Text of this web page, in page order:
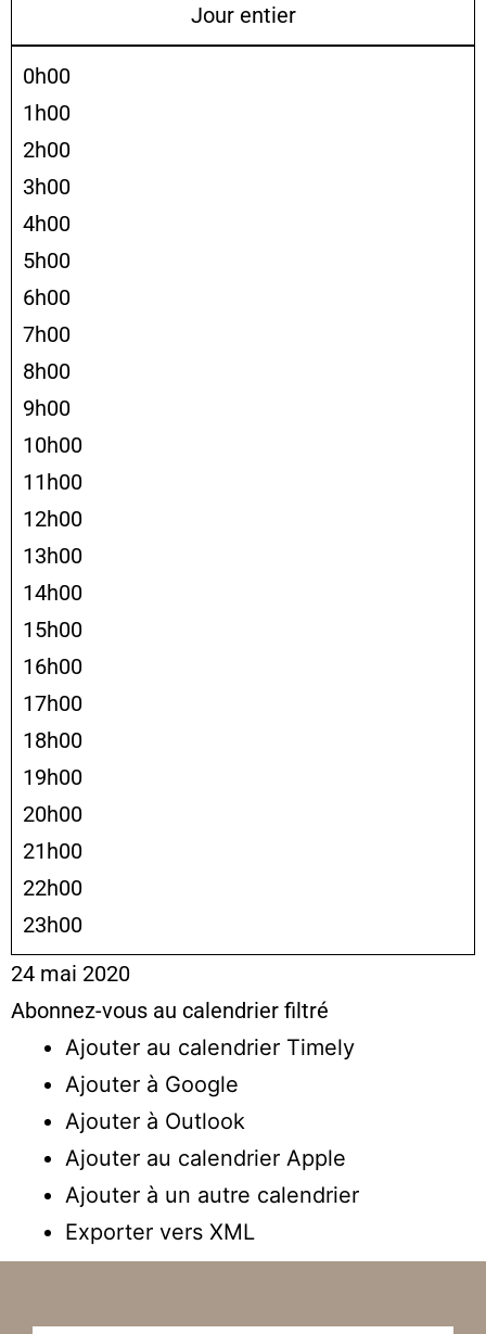
Jour entier
0h00
1h00
2h00
3h00
4h00
5h00
6h00
7h00
8h00
9h00
10h00
11h00
12h00
13h00
14h00
15h00
16h00
17h00
18h00
19h00
20h00
21h00
22h00
23h00
24 mai 2020
Abonnez-vous au calendrier filtré
Ajouter au calendrier Timely
Ajouter à Google
Ajouter à Outlook
Ajouter au calendrier Apple
Ajouter à un autre calendrier
Exporter vers XML